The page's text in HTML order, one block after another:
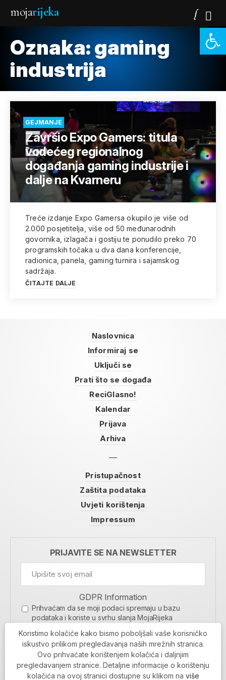
mojarijeka
Oznaka:gaming
industrija
GEJMANJE
Završio Expo Gamers: titula
vodećeg regionalnog
događanja gaming industrije i
dalje na Kvarneru
Treće izdanje Expo Gamersa okupilo je više od
2.000 posjetitelja, više od 50 međunarodnih
govornika, izlagača i gostiju te ponudilo preko 70
programskih točaka u dva dana konferencije,
radionica, panela, gaming turnira i sajamskog
sadržaja.
ČITAJTE DALJE
Naslovnica
Informiraj se
Uključi se
Prati što se događa
ReciGlasno!
Kalendar
Prijava
Arhiva
Pristupačnost
Zaštita podataka
Uvjeti korištenja
Impressum
PRIJAVITE SE NA NEWSLETTER
GDPR Information
Prihvaćam da se moji podaci spremaju u bazu
podataka i koriste u svrhu slanja MojaRijeka
MOJARIJEKA NEWSLETTER
PRIJAVI SE
Koristimo kolačiće kako bismo poboljšali vaše korisničko
iskustvo prilikom pregledavanja naših mrežnih stranica.
Ovo prihvaćate korištenjem kolačića i daljnjim
pregledavanjem stranice. Detaljne informacije o korištenju
kolačića na ovoj stranici dostupne su klikom na više